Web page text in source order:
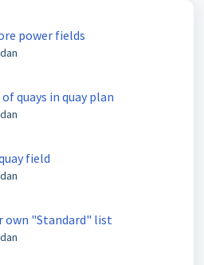
power fields
quays in quay plan
field
own "Standard" list